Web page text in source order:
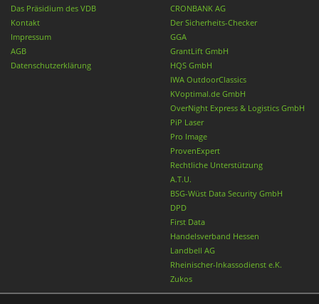
Das Präsidium des VDB
Kontakt
Impressum
AGB
Datenschutzerklärung
CRONBANK AG
Der Sicherheits-Checker
GGA
GrantLift GmbH
HQS GmbH
IWA OutdoorClassics
KVoptimal.de GmbH
OverNight Express & Logistics GmbH
PiP Laser
Pro Image
ProvenExpert
Rechtliche Unterstützung
A.T.U.
BSG-Wüst Data Security GmbH
DPD
First Data
Handelsverband Hessen
Landbell AG
Rheinischer-Inkassodienst e.K.
Zukos